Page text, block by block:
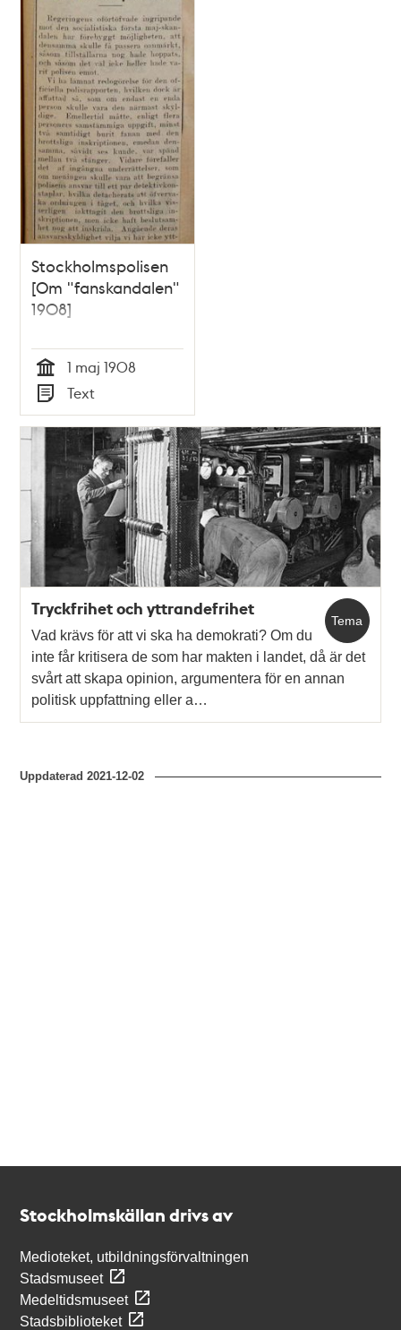
Stockholmspolisen
[Om "fanskandalen"
1908]
Tid
1 maj 1908
Typ
Text
Tema
Tryckfrihet och yttrandefrihet
Vad krävs för att vi ska ha demokrati? Om du
inte får kritisera de som har makten i landet, då är det
svårt att skapa opinion, argumentera för en annan
politisk uppfattning eller a…
Uppdaterad2021-12-02
Stockholmskällan drivs av
Medioteket, utbildningsförvaltningen
Stadsmuseet
Medeltidsmuseet
Stadsbiblioteket